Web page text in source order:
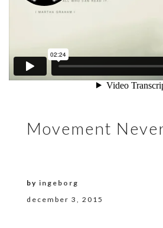
Movement
december 3, 2015
by ingeborg